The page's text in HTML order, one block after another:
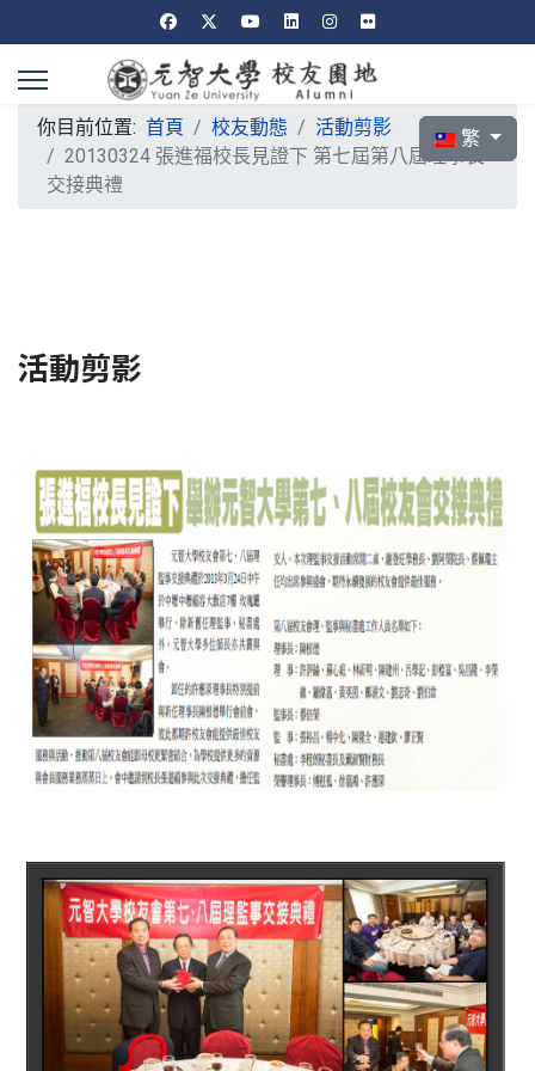
選擇你的語言
繁
你目前位置: 首頁 校友動態
活動剪影
20130324 張進福校長見證下 第七屆第八屆理事長
交接典禮
活動剪影